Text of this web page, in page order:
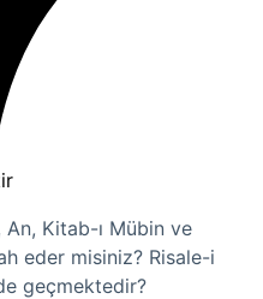
An, Kitab-ı Mübin ve
eder misiniz? Risale-i
geçmektedir?